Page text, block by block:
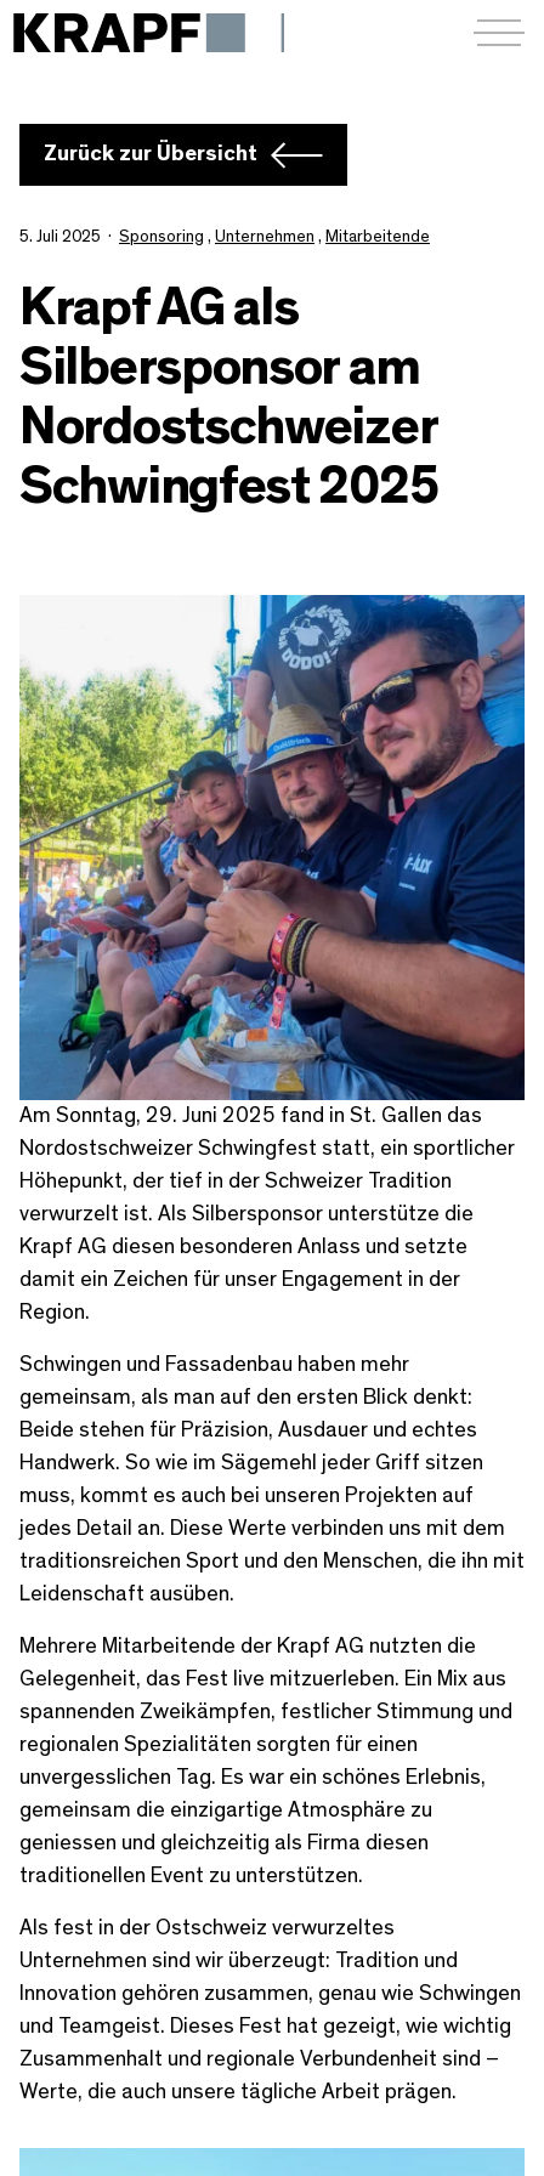
Menü
Zurück zur Übersicht
5. Juli 2025 Sponsoring , Unternehmen , Mitarbeitende
Krapf AG als
Silbersponsor am
Nordostschweizer
Schwingfest 2025
Am Sonntag, 29. Juni 2025 fand in St. Gallen das
Nordostschweizer Schwingfest statt, ein sportlicher
Höhepunkt, der tief in der Schweizer Tradition
verwurzelt ist. Als Silbersponsor unterstütze die
Krapf AG diesen besonderen Anlass und setzte
damit ein Zeichen für unser Engagement in der
Region.
Schwingen und Fassadenbau haben mehr
gemeinsam, als man auf den ersten Blick denkt:
Beide stehen für Präzision, Ausdauer und echtes
Handwerk. So wie im Sägemehl jeder Griff sitzen
muss, kommt es auch bei unseren Projekten auf
jedes Detail an. Diese Werte verbinden uns mit dem
traditionsreichen Sport und den Menschen, die ihn mit
Leidenschaft ausüben.
Mehrere Mitarbeitende der Krapf AG nutzten die
Gelegenheit, das Fest live mitzuerleben. Ein Mix aus
spannenden Zweikämpfen, festlicher Stimmung und
regionalen Spezialitäten sorgten für einen
unvergesslichen Tag. Es war ein schönes Erlebnis,
gemeinsam die einzigartige Atmosphäre zu
geniessen und gleichzeitig als Firma diesen
traditionellen Event zu unterstützen.
Als fest in der Ostschweiz verwurzeltes
Unternehmen sind wir überzeugt: Tradition und
Innovation gehören zusammen, genau wie Schwingen
und Teamgeist. Dieses Fest hat gezeigt, wie wichtig
Zusammenhalt und regionale Verbundenheit sind –
Werte, die auch unsere tägliche Arbeit prägen.